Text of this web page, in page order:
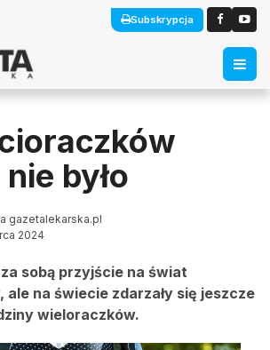
Subskrypcja
było
gazetalekarska.pl
2024
sobą przyjście na świat
ale na świecie zdarzały się jeszcze
wieloraczków.